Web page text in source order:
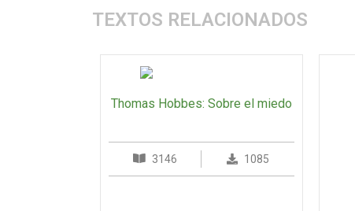
TEXTOS RELACIONADOS
Thomas Hobbes: Sobre el miedo
3146 1085